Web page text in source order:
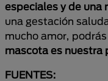
especiales y de una
una gestación
mucho amor,
mascota es nuestra
FUENTES: